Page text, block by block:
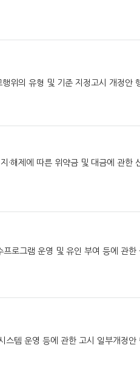
행위의 유형 및 기준 지정고시 개정안
·해제에 따른 위약금 및 대금에 관한
프로그램 운영 및 유인 부여 등에 관한
스템 운영 등에 관한 고시 일부개정안